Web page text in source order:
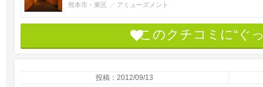
熊本市・東区 アミューズメント
このクチコミに“ぐ
投稿：2012/09/13